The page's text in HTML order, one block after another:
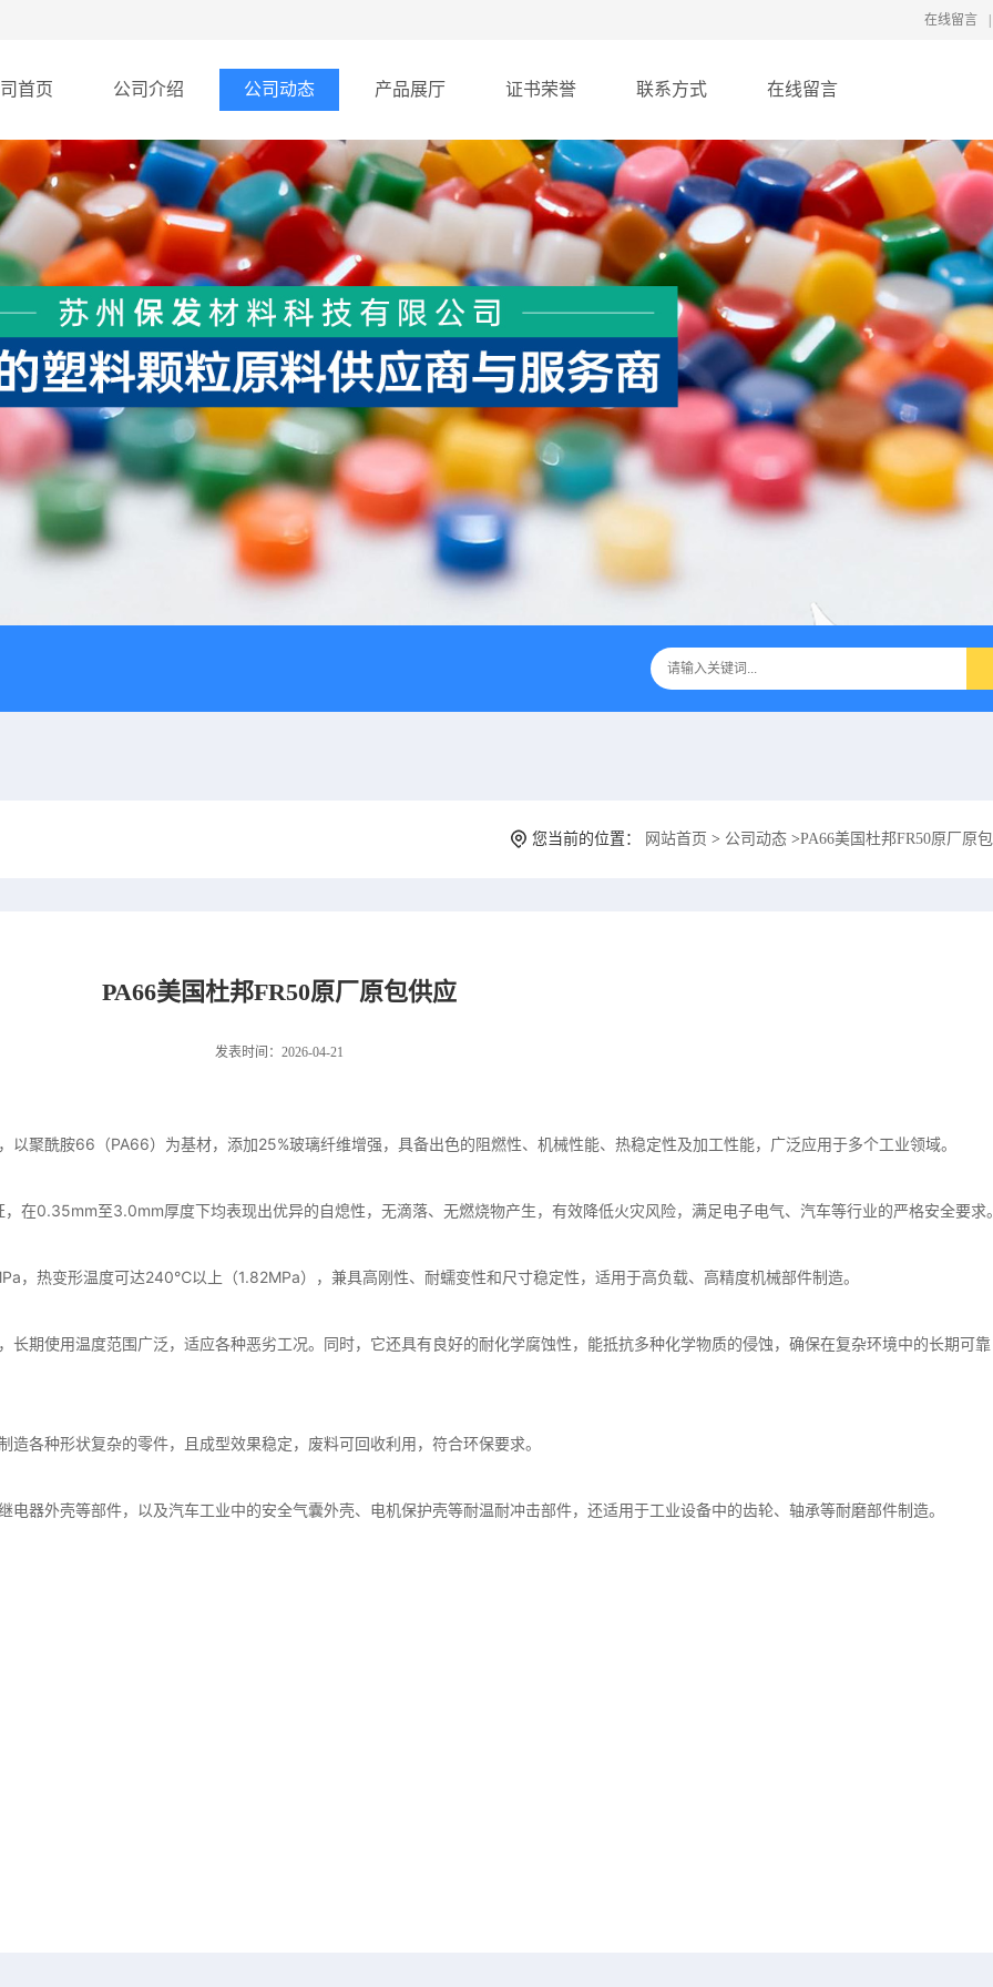
在线留言
首页 公司介绍 公司动态 产品展厅 证书荣誉 联系方式 在线留言
您当前的位置： 网站首页 > 公司动态 >PA66美国杜邦FR50原厂原
PA66美国杜邦FR50原厂原包供应
发表时间：2026-04-21
聚酰胺66（PA66）为基材，添加25%玻璃纤维增强，具备出色的阻燃性、机械性能、热稳定性及加工性能，广泛应用于多个工业领域。
在0.35mm至3.0mm厚度下均表现出优异的自熄性，无滴落、无燃烧物产生，有效降低火灾风险，满足电子电气、汽车等行业的严格安全要求
，热变形温度可达240℃以上（1.82MPa），兼具高刚性、耐蠕变性和尺寸稳定性，适用于高负载、高精度机械部件制造。
期使用温度范围广泛，适应各种恶劣工况。同时，它还具有良好的耐化学腐蚀性，能抵抗多种化学物质的侵蚀，确保在复杂环境中的长期可靠
各种形状复杂的零件，且成型效果稳定，废料可回收利用，符合环保要求。
器外壳等部件，以及汽车工业中的安全气囊外壳、电机保护壳等耐温耐冲击部件，还适用于工业设备中的齿轮、轴承等耐磨部件制造。